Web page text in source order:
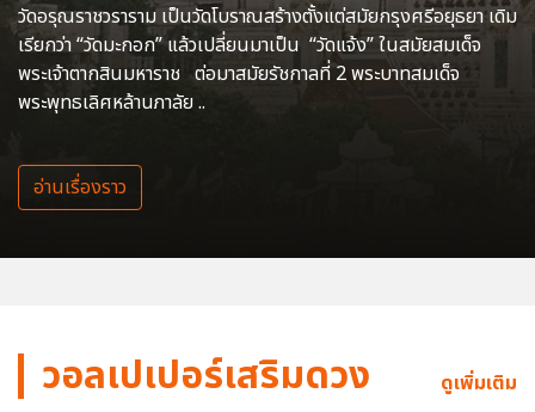
วัดอรุณราชวราราม เป็นวัดโบราณสร้างตั้งแต่สมัยกรุงศรีอยุธยา เดิม
เรียกว่า “วัดมะกอก” แล้วเปลี่ยนมาเป็น “วัดแจ้ง” ในสมัยสมเด็จ
พระเจ้าตากสินมหาราช ต่อมาสมัยรัชกาลที่ 2 พระบาทสมเด็จ
พระพุทธเลิศหล้านภาลัย ..
อ่านเรื่องราว
วอลเปเปอร์เสริมดวง ดูเพิ่มเติม